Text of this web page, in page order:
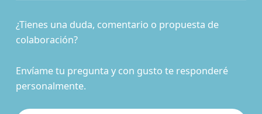
¿Tienes una duda, comentario o propuesta de
colaboración?
Envíame tu pregunta y con gusto te responderé
personalmente.